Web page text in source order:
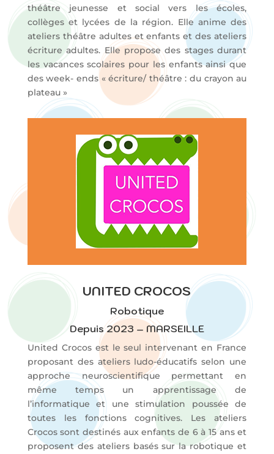
théâtre jeunesse et social vers les écoles,
collèges et lycées de la région. Elle anime des
ateliers théâtre adultes et enfants et des ateliers
écriture adultes. Elle propose des stages durant
les vacances scolaires pour les enfants ainsi que
des week- ends « écriture/ théâtre : du crayon au
plateau »
UNITED CROCOS
Robotique
Depuis 2023 – MARSEILLE
United Crocos est le seul intervenant en France
proposant des ateliers ludo-éducatifs selon une
approche neuroscientifique permettant en
même temps un apprentissage de
l’informatique et une stimulation poussée de
toutes les fonctions cognitives. Les ateliers
Crocos sont destinés aux enfants de 6 à 15 ans et
proposent des ateliers basés sur la robotique et